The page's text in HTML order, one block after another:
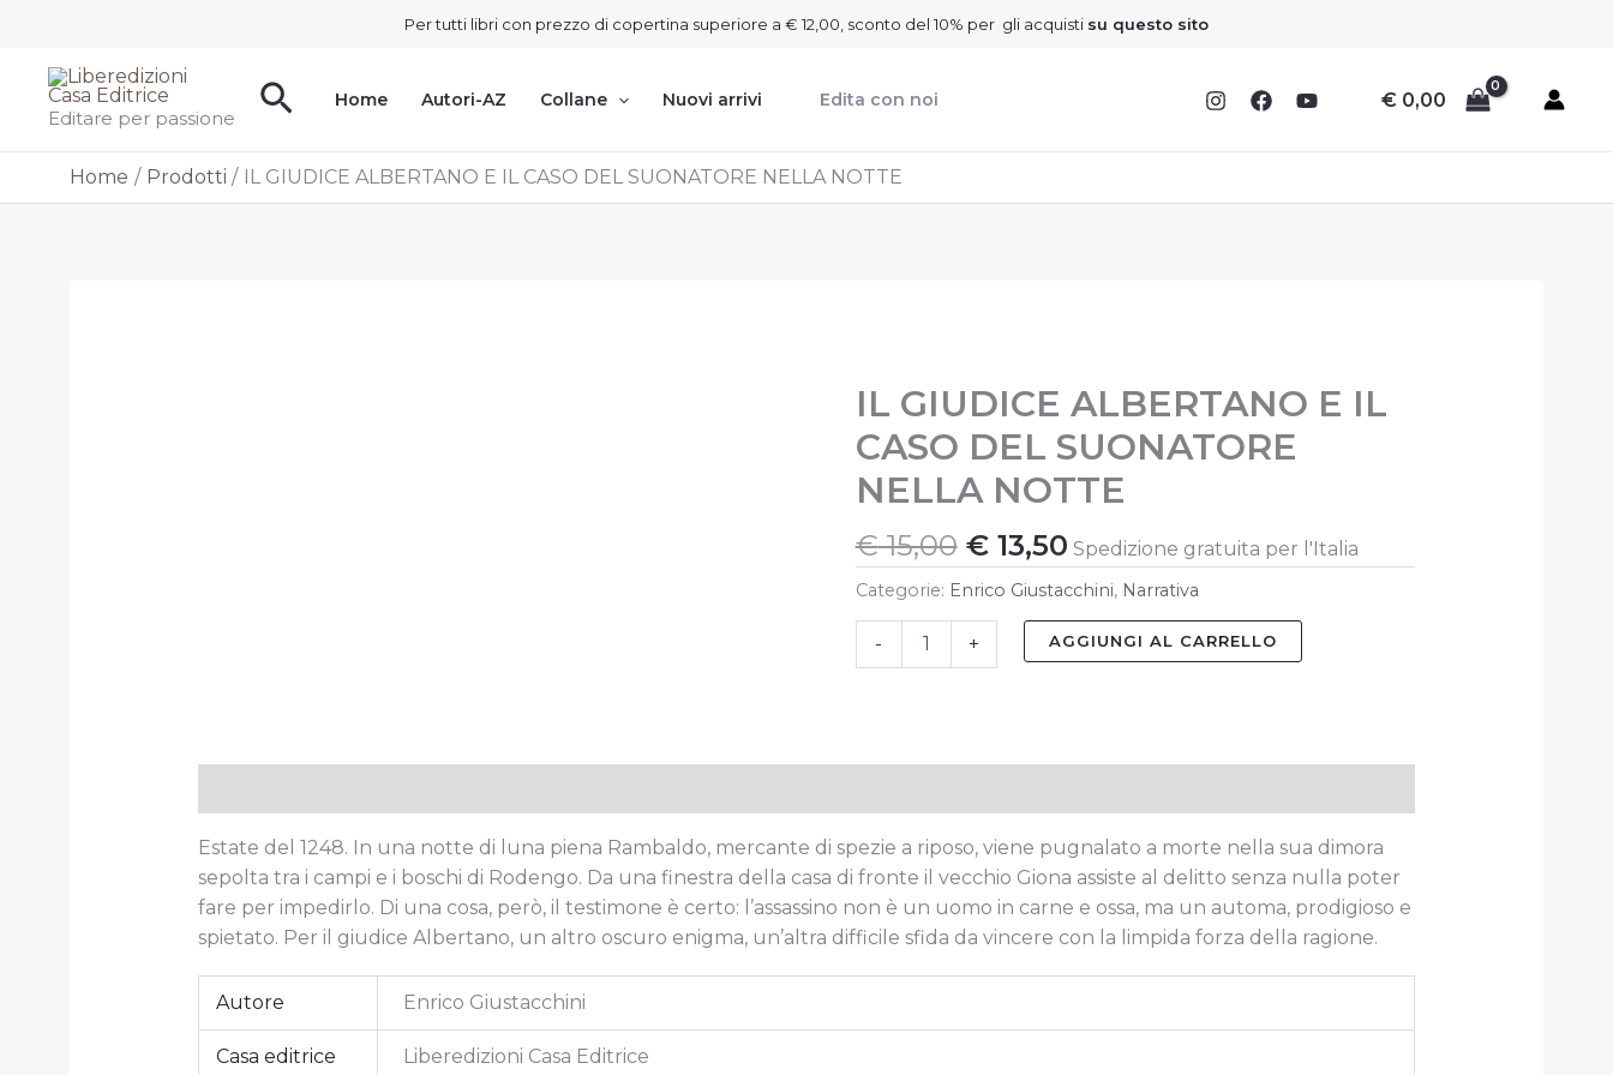
contenuto
Per tutti libri con prezzo di copertina superiore a € 12,00, sconto del 10% per gli acquisti su questo sito
Editare per passione CercaHome Autori-AZ Collane Nuovi arrivi Edita con noi € 0,00
Home Prodotti IL GIUDICE ALBERTANO E IL CASO DEL SUONATORE NELLA NOTTE
IL GIUDICE ALBERTANO E IL
CASO DEL SUONATORE
NELLA NOTTE
€15,00
Il
prezzo
originale
era:
€13,50
Il
prezzo
attuale
è:
Spedizione gratuita per l'Italia
Categorie: Enrico Giustacchini, Narrativa
-
IL
GIUDICE
ALBERTANO
E
IL
DEL
SUONATORE
NELLA
quantità
+ AGGIUNGI AL CARRELLO
Estate del 1248. In una notte di luna piena Rambaldo, mercante di spezie a riposo, viene pugnalato a morte nella sua dimora
sepolta tra i campi e i boschi di Rodengo. Da una finestra della casa di fronte il vecchio Giona assiste al delitto senza nulla poter
fare per impedirlo. Di una cosa, però, il testimone è certo: l’assassino non è un uomo in carne e ossa, ma un automa, prodigioso e
spietato. Per il giudice Albertano, un altro oscuro enigma, un’altra difficile sfida da vincere con la limpida forza della ragione.
Autore Enrico Giustacchini
Casa editrice Liberedizioni Casa Editrice